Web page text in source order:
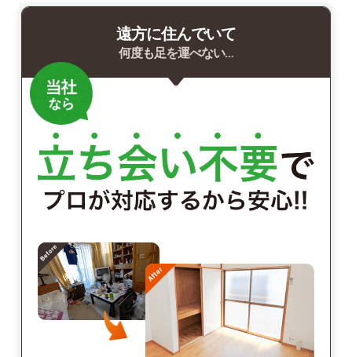
遠方に住んでいて
何度も足を運べない…